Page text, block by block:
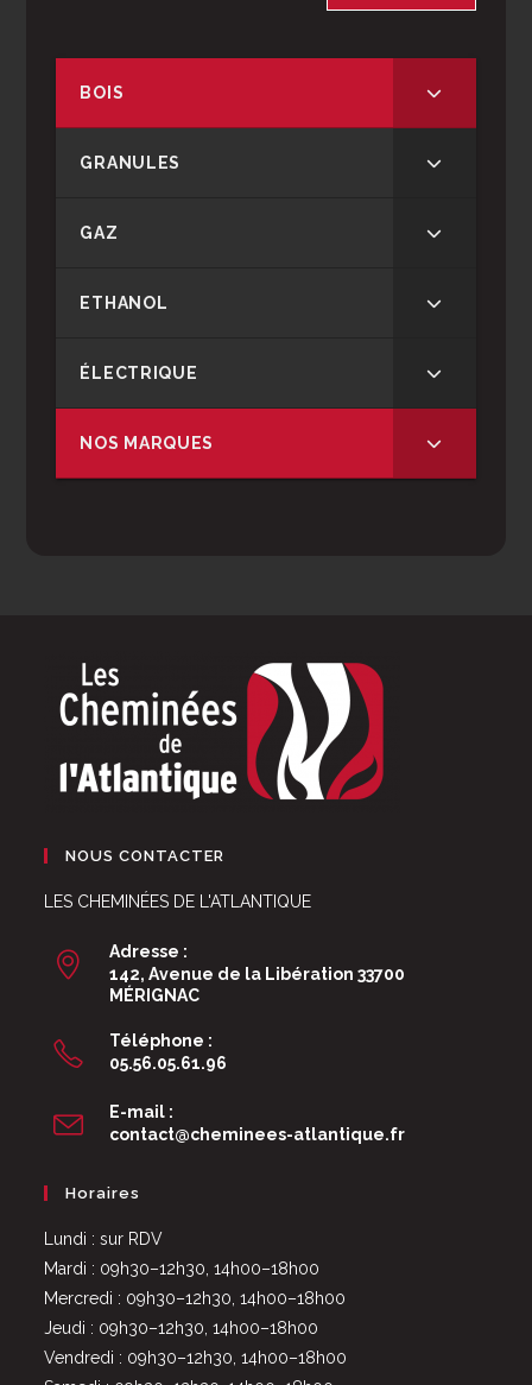
BOIS
GRANULES
GAZ
ETHANOL
ÉLECTRIQUE
NOS MARQUES
NOUS CONTACTER
LES CHEMINÉES DE L'ATLANTIQUE
Adresse :
142, Avenue de la Libération 33700
MÉRIGNAC
Téléphone :
05.56.05.61.96
E-mail :
contact@cheminees-atlantique.frS’ouvre
Horaires
Lundi : sur RDV
Mardi : 09h30–12h30, 14h00–18h00
Mercredi : 09h30–12h30, 14h00–18h00
Jeudi : 09h30–12h30, 14h00–18h00
Vendredi : 09h30–12h30, 14h00–18h00